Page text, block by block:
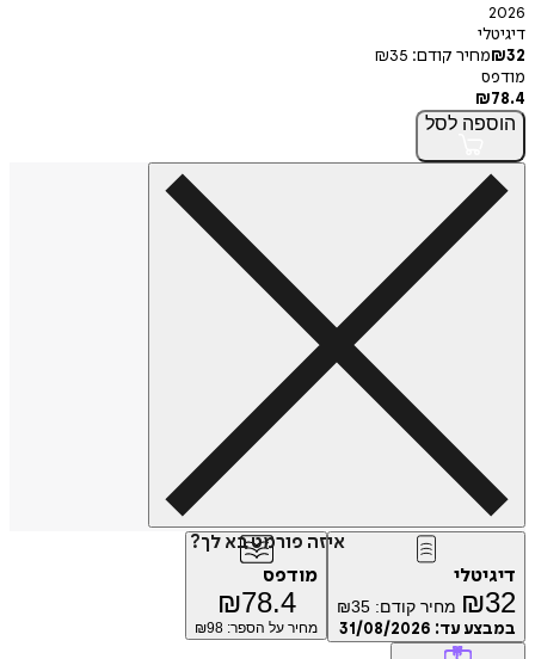
קודם:
₪35
לסל
איזה פורמט בא לך?
₪ מחיר קודם: ₪35
עד:31/08/2026
מודפס
₪78.4
מחיר על הספר: ₪98